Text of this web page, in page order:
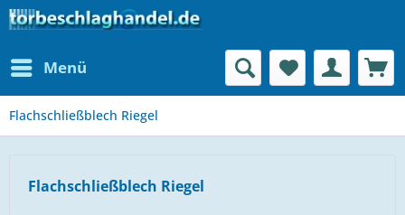
Menü
Flachschließblech Riegel
Flachschließblech Riegel